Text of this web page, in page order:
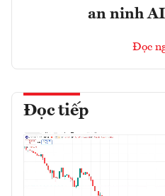
an ninh
Đọc
Đọc tiếp